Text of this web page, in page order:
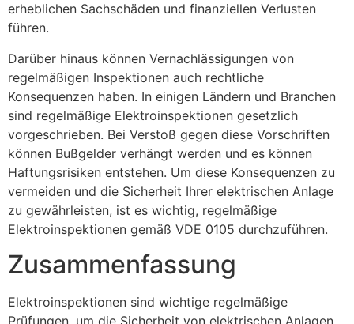
erheblichen Sachschäden und finanziellen Verlusten
führen.
Darüber hinaus können Vernachlässigungen von
regelmäßigen Inspektionen auch rechtliche
Konsequenzen haben. In einigen Ländern und Branchen
sind regelmäßige Elektroinspektionen gesetzlich
vorgeschrieben. Bei Verstoß gegen diese Vorschriften
können Bußgelder verhängt werden und es können
Haftungsrisiken entstehen. Um diese Konsequenzen zu
vermeiden und die Sicherheit Ihrer elektrischen Anlage
zu gewährleisten, ist es wichtig, regelmäßige
Elektroinspektionen gemäß VDE 0105 durchzuführen.
Zusammenfassung
Elektroinspektionen sind wichtige regelmäßige